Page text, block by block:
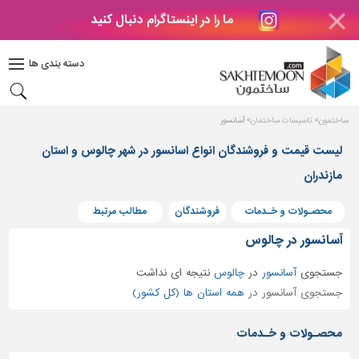
ما را در اینستاگرام دنبال کنید
دسته بندی ها
دکوراسیون
بتن
های
بتنی
درب
پنجره
مصالح
پله،
نرده
حفاظ
ساختمون تاسیسات ساختمان آسانسور
لیست قیمت و فروشندگان انواع اسانسور در شهر چالوس و استان
مازندران
محصـولات و خـدمات فروشندگان مطالب مرتبط
آسانسور در چالوس
جستجویآسانسور درچالوس نتیجه ای نداشت
جستجوی آسانسور در همه استان ها (کل کشور)
محصـولات و خـدمات